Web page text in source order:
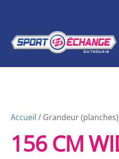
Accueil / Grandeur
156 CM